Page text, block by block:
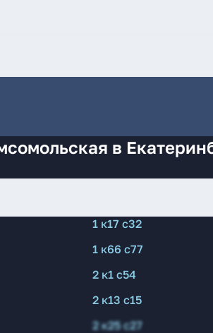
в
1 к17 с32
1 к66 с77
2 к1 с54
2 к13 с15
2 к25 с27